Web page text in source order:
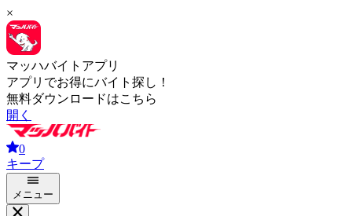
×
マッハバイトアプリ
アプリでお得にバイト探し！
無料ダウンロードはこちら
開く
0
キープ
メニュー